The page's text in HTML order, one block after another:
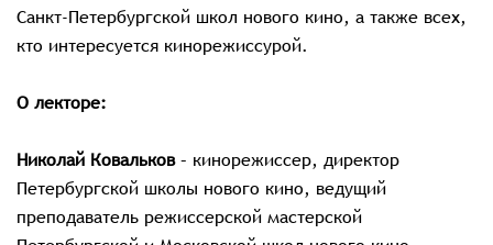
Санкт-Петербургской школ нового кино, а также всех,
кто интересуется кинорежиссурой.
О лекторе:
Николай Ковальков– кинорежиссер, директор
Петербургской школы нового кино, ведущий
преподаватель режиссерской мастерской